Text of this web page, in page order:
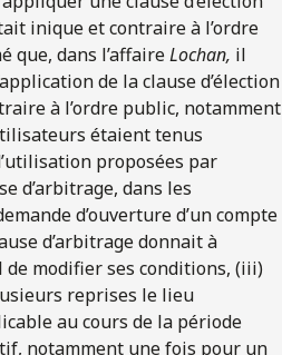
inique et contraire à l’ordre
que, dans l’affaireLochan, il
de la clause d’élection
à l’ordre public, notamment
étaient tenus
proposées par
d’arbitrage, dans les
d’ouverture d’un compte
d’arbitrage donnait à
modifier ses conditions, (iii)
reprises le lieu
au cours de la période
notamment une fois pour un